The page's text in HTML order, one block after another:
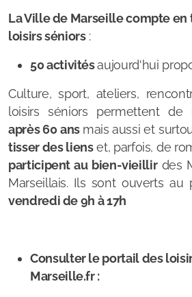
La Ville de Marseille compte en
loisirs séniors:
50 activitésaujourd'hui
Culture, sport, ateliers,
loisirs séniors permettent de
après 60 ans mais aussi et
tisser des lienset, parfois, de
participent au bien-vieillirdes
Marseillais. Ils sont ouverts
vendredi de 9h à 17h
Consulter le portail des
Marseille.fr :